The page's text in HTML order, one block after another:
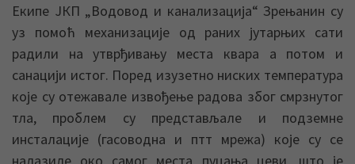
Екипе ЈКП „Водовод и канализација“ Зрењанин су
уз помоћ механизације од раних јутарњих сати
радили на утврђивању места квара а потом и
санацији истог. Поред изузетно ниских температура
које су отежавале извођење радова због смрзнутог
тла, проблем су представљале и подземне
инсталације (гасоводна и птт мрежа) које су се
налазиле око самог места пуцања цеви, што је